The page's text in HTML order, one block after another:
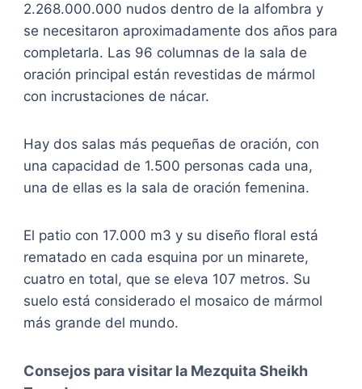
2.268.000.000 nudos dentro de la alfombra y
se necesitaron aproximadamente dos años para
completarla. Las 96 columnas de la sala de
oración principal están revestidas de mármol
con incrustaciones de nácar.
Hay dos salas más pequeñas de oración, con
una capacidad de 1.500 personas cada una,
una de ellas es la sala de oración femenina.
El patio con 17.000 m3 y su diseño floral está
rematado en cada esquina por un minarete,
cuatro en total, que se eleva 107 metros. Su
suelo está considerado el mosaico de mármol
más grande del mundo.
Consejos para visitar la Mezquita Sheikh